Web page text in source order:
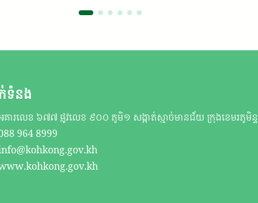
ទំនង
គារលេខ ៦៧៧ ផ្លូវលេខ ៩០០ ភូមិ១ សង្កាត់ស្មាច់មានជ័យ ក្រុងខេមរភូមិន្ទ
964 8999